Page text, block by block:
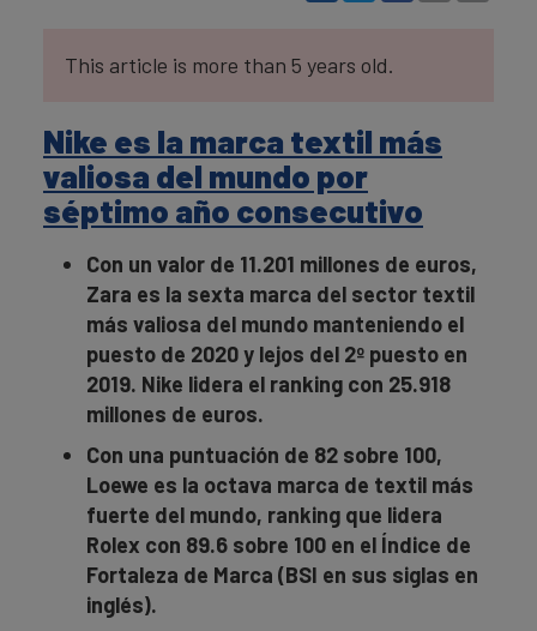
This article is more than 5 years old.
Nike es la marca textil más
valiosa del mundo por
séptimo año consecutivo
Con un valor de 11.201 millones de euros,
Zara es la sexta marca del sector textil
más valiosa del mundo manteniendo el
puesto de 2020 y lejos del 2º puesto en
2019. Nike lidera el ranking con 25.918
millones de euros.
Con una puntuación de 82 sobre 100,
Loewe es la octava marca de textil más
fuerte del mundo, ranking que lidera
Rolex con 89.6 sobre 100 en el Índice de
Fortaleza de Marca (BSI en sus siglas en
inglés).